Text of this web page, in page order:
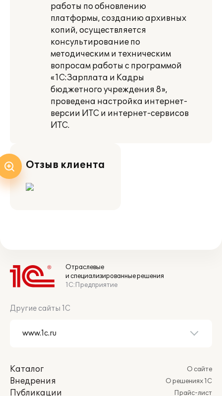
работы по обновлению
платформы, созданию архивных
копий, осуществляется
консультирование по
методическим и техническим
вопросам работы с программой
«1С:Зарплата и Кадры
бюджетного учреждения 8»,
проведена настройка интернет-
версии ИТС и интернет-сервисов
ИТС.
Отзыв клиента
Отраслевые
и специализированные решения
1С:Предприятие
Другие сайты 1С
Каталог
Внедрения
Публикации
О сайте
О решениях 1С
Прайс-лист